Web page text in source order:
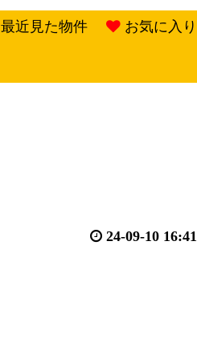
最近見た物件 お気に入り
24-09-10 16:41